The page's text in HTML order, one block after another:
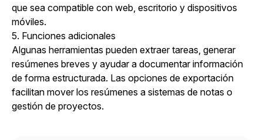
que sea compatible con web, escritorio y dispositivos
móviles.
5. Funciones adicionales
Algunas herramientas pueden extraer tareas, generar
resúmenes breves y ayudar a documentar información
de forma estructurada. Las opciones de exportación
facilitan mover los resúmenes a sistemas de notas o
gestión de proyectos.